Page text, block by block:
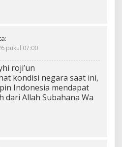
pukul 07:00
roji’un
kondisi negara saat ini,
Indonesia mendapat
dari Allah Subahana Wa